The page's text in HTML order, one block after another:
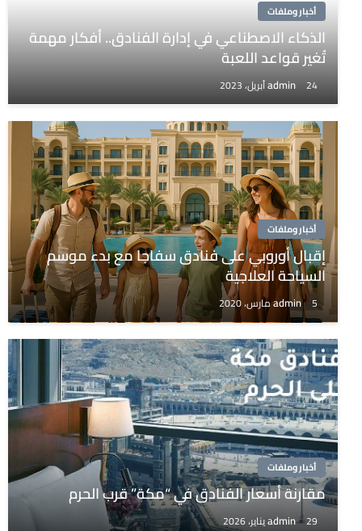
أخبار وملفات
الذكاء الاصطناعي في إدارة الفنادق.. أفكار مهمة
تُغير قواعد اللعبة
admin 24 أبريل، 2023
أخبار وملفات
إقبال أوروبي على فنادق سفاجا مع بدء موسم
السياحة العلاجية
admin 5 مارس، 2020
أخبار وملفات
مقارنة أسعار الفنادق في “مكة” قرب الحرم
admin 29 يناير، 2026